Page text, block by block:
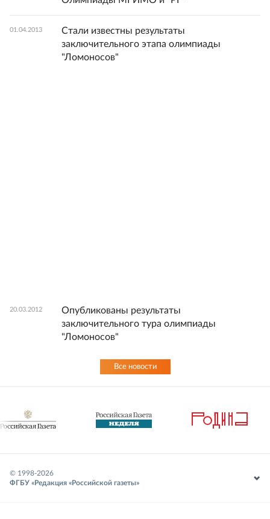
01.04.2013
Стали известны результаты
заключительного этапа олимпиады
"Ломоносов"
20.03.2012
Опубликованы результаты
заключительного тура олимпиады
"Ломоносов"
Все новости
© 1998-2026
ФГБУ «Редакция «Российской газеты»